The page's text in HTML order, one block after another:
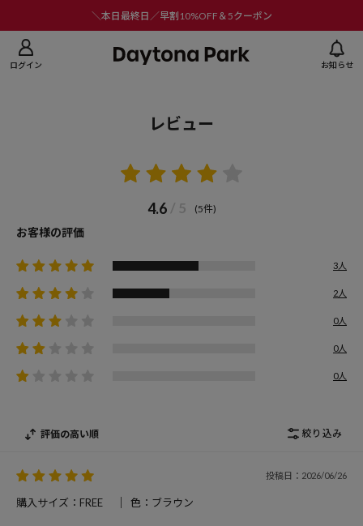
＼本日最終日／早割10%OFF＆5クーポン
ログイン お知らせ
レビュー
4.6 / 5 (5件)
お客様の評価
3人
2人
0人
0人
0人
評価の高い順 絞り込み
投稿日：2026/06/26
購入サイズ：FREE 色：ブラウン